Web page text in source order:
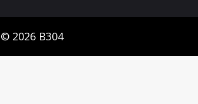
© 2026 B304